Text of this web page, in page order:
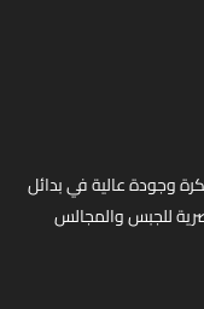
وجودة عالية في بدائل
للجبس والمجالس